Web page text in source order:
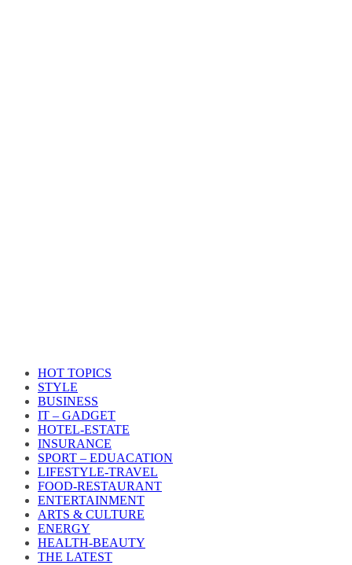
HOT TOPICS
STYLE
BUSINESS
IT – GADGET
HOTEL-ESTATE
INSURANCE
SPORT – EDUACATION
LIFESTYLE​-TRAVEL​
FOOD-RESTAURANT
ENTERTAINMENT
ARTS & CULTURE
ENERGY
HEALTH​-BEAUTY
THE LATEST